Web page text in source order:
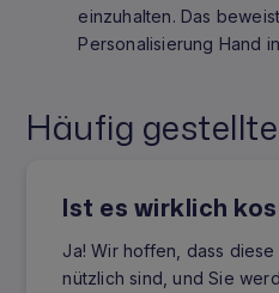
einzuhalten. Das
Personalisierung Hand
Häufig
Ist es wirklich
Ja! Wir hoffen, dass
nützlich sind, und Sie